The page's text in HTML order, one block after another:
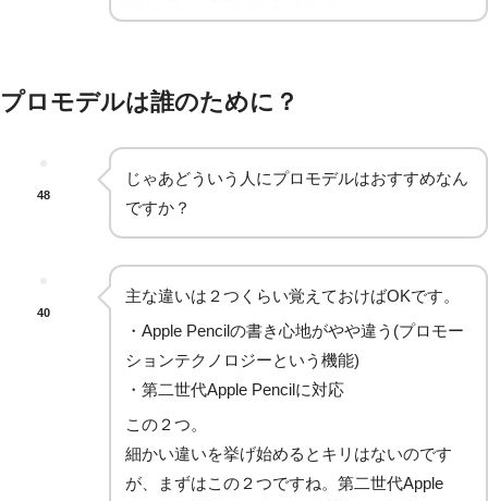
プロモデルは誰のために？
48
じゃあどういう人にプロモデルはおすすめなん
ですか？
40
主な違いは２つくらい覚えておけばOKです。
・Apple Pencilの書き心地がやや違う(プロモー
ションテクノロジーという機能)
・第二世代Apple Pencilに対応
この２つ。
細かい違いを挙げ始めるとキリはないのです
が、まずはこの２つですね。第二世代Apple